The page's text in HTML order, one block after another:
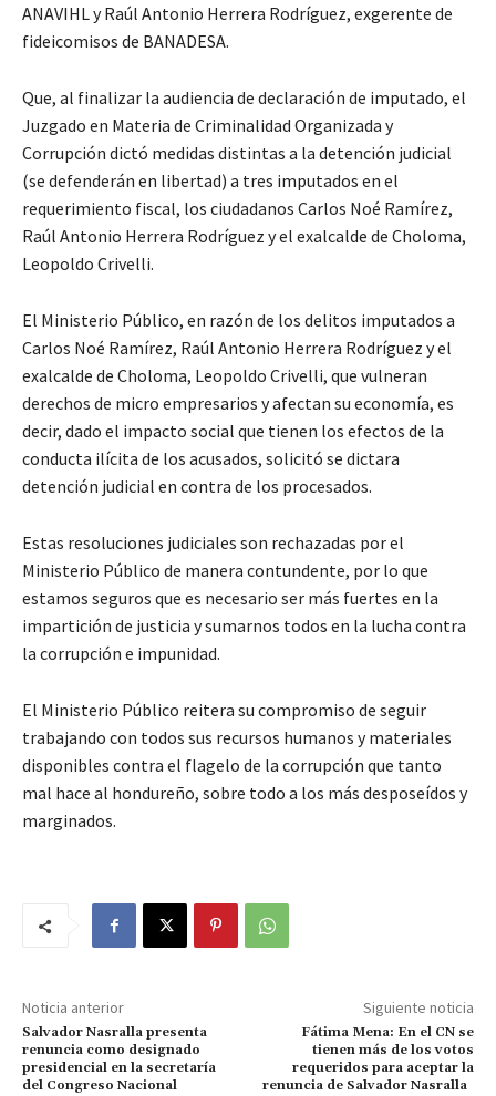
ANAVIHL y Raúl Antonio Herrera Rodríguez, exgerente de
fideicomisos de BANADESA.
Que, al finalizar la audiencia de declaración de imputado, el
Juzgado en Materia de Criminalidad Organizada y
Corrupción dictó medidas distintas a la detención judicial
(se defenderán en libertad) a tres imputados en el
requerimiento fiscal, los ciudadanos Carlos Noé Ramírez,
Raúl Antonio Herrera Rodríguez y el exalcalde de Choloma,
Leopoldo Crivelli.
El Ministerio Público, en razón de los delitos imputados a
Carlos Noé Ramírez, Raúl Antonio Herrera Rodríguez y el
exalcalde de Choloma, Leopoldo Crivelli, que vulneran
derechos de micro empresarios y afectan su economía, es
decir, dado el impacto social que tienen los efectos de la
conducta ilícita de los acusados, solicitó se dictara
detención judicial en contra de los procesados.
Estas resoluciones judiciales son rechazadas por el
Ministerio Público de manera contundente, por lo que
estamos seguros que es necesario ser más fuertes en la
impartición de justicia y sumarnos todos en la lucha contra
la corrupción e impunidad.
El Ministerio Público reitera su compromiso de seguir
trabajando con todos sus recursos humanos y materiales
disponibles contra el flagelo de la corrupción que tanto
mal hace al hondureño, sobre todo a los más desposeídos y
marginados.
Noticia anterior
Salvador Nasralla presenta
renuncia como designado
presidencial en la secretaría
del Congreso Nacional
Siguiente noticia
Fátima Mena: En el CN se
tienen más de los votos
requeridos para aceptar la
renuncia de Salvador Nasralla